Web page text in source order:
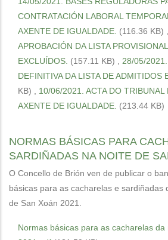
CONTRATACIÓN LABORAL
AXENTE DE IGUALDADE. (116.36 KB)
APROBACIÓN DA LISTA
EXCLUÍDOS. (157.11 KB)
28/05/
DEFINITIVA DA LISTA DE ADMITIDOS
KB)
10/06/2021. ACTA DO TRIBUNAL
AXENTE DE IGUALDADE. (213.44 KB)
NORMAS BÁSICAS PARA
SARDIÑADAS NA NOITE DE
O Concello de Brión ven de publicar o
básicas para as cacharelas e sardiñadas
de San Xoán 2021.
Normas básicas para as cacharelas da